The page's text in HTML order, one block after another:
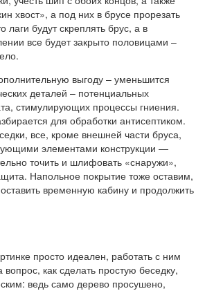
хвост», а под них в брусе прорезать
лаги будут скреплять брус, а в
все будет закрыто половицами –
выгоду – уменьшится
деталей – потенциальных
стимулирующих процессы гниения.
для обработки антисептиком.
все, кроме внешней части бруса,
элементами конструкции —
точить и шлифовать «снаружи»,
Напольное покрытие тоже оставим,
временную кабину и продолжить
просто идеален, работать с ним
вопрос, как сделать простую беседку,
ведь само дерево просушено,